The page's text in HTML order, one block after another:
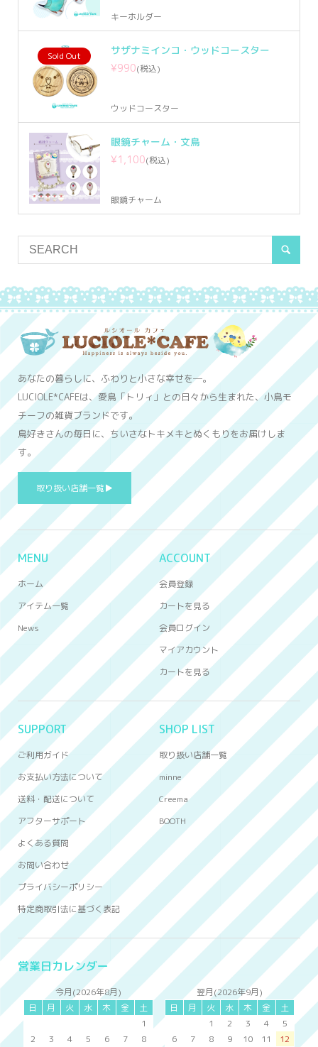
キーホルダー
Sold Out
サザナミインコ・ウッドコースター
¥990(税込)
ウッドコースター
眼鏡チャーム・文鳥
¥1,100(税込)
眼鏡チャーム
あなたの暮らしに、ふわりと小さな幸せを─。
LUCIOLE*CAFEは、愛鳥「トリィ」との日々から生まれた、小鳥モ
チーフの雑貨ブランドです。
鳥好きさんの毎日に、ちいさなトキメキとぬくもりをお届けしま
す。
取り扱い店舗一覧▶
MENU
ホーム
アイテム一覧
News
ACCOUNT
会員登録
カートを見る
会員ログイン
マイアカウント
カートを見る
SUPPORT
ご利用ガイド
お支払い方法について
送料・配送について
アフターサポート
よくある質問
お問い合わせ
プライバシーポリシー
特定商取引法に基づく表記
SHOP LIST
取り扱い店舗一覧
minne
Creema
BOOTH
営業日カレンダー
今月(2026年8月)
日
月 火 水 木 金
土
1
2
3 4 5 6 7 8
翌月(2026年9月)
日
月 火 水 木 金
土
1
2 3 4
5
6
7 8 9 10 11 12